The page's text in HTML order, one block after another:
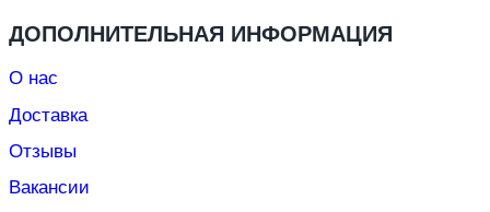
ДОПОЛНИТЕЛЬНАЯ ИНФОРМАЦИЯ
О нас
Доставка
Отзывы
Вакансии